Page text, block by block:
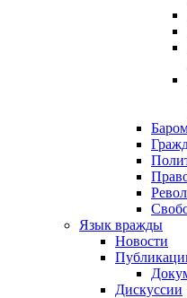
Язык вражды
Новости
Дискуссии